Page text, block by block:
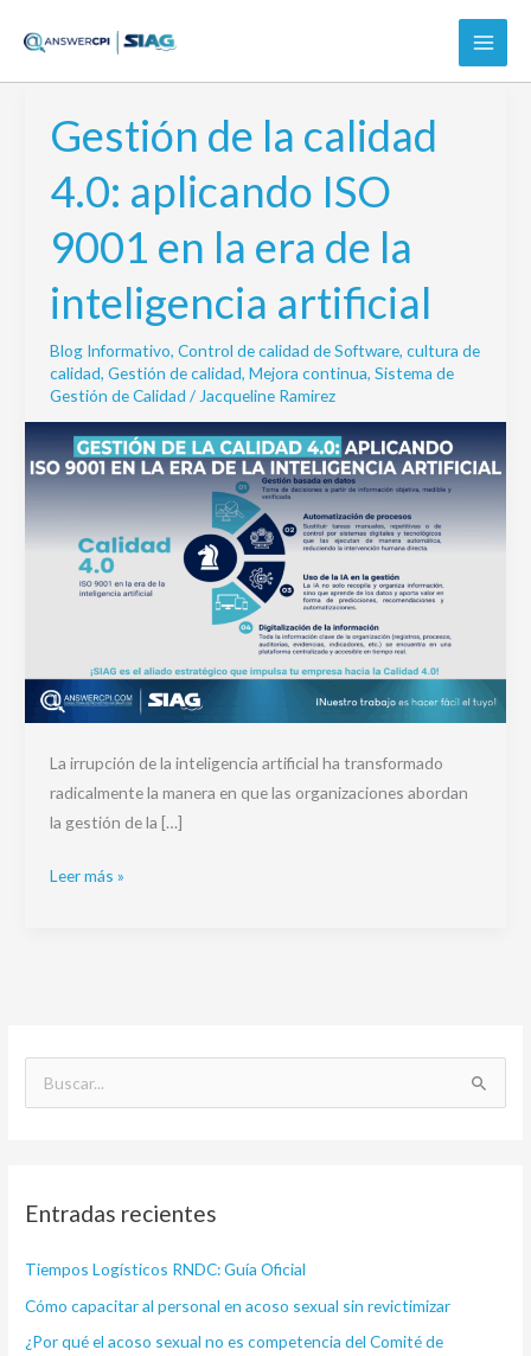
Gestión de la calidad
4.0: aplicando ISO
9001 en la era de la
inteligencia artificial
Blog Informativo, Control de calidad de Software, cultura de
calidad, Gestión de calidad, Mejora continua, Sistema de
Gestión de Calidad / Jacqueline Ramirez
La irrupción de la inteligencia artificial ha transformado
radicalmente la manera en que las organizaciones abordan
la gestión de la […]
Gestión
de
la
calidad
4.0:
aplicando
ISO
en
la
era
la
artificial
Leer más »
a
p
o
r
Entradas recientes
Tiempos Logísticos RNDC: Guía Oficial
Cómo capacitar al personal en acoso sexual sin revictimizar
¿Por qué el acoso sexual no es competencia del Comité de